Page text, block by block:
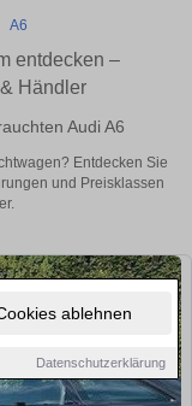
ablehnen
Datenschutzerklärung
A6
entdecken –
Händler
Audi A6
Entdecken Sie
und Preisklassen